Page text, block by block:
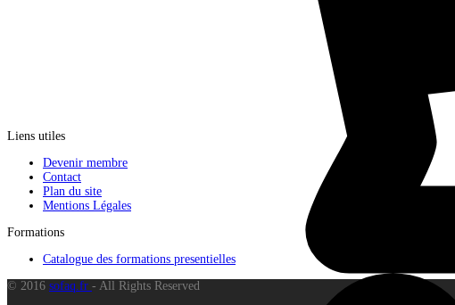
Liens utiles
Devenir membre
Contact
Plan du site
Mentions Légales
Formations
Catalogue des formations presentielles
© 2016 sofaq.fr - All Rights Reserved